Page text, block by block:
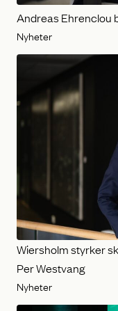
Andreas Ehrenclou
Nyheter
Wiersholm styrker
Per Westvang
Nyheter